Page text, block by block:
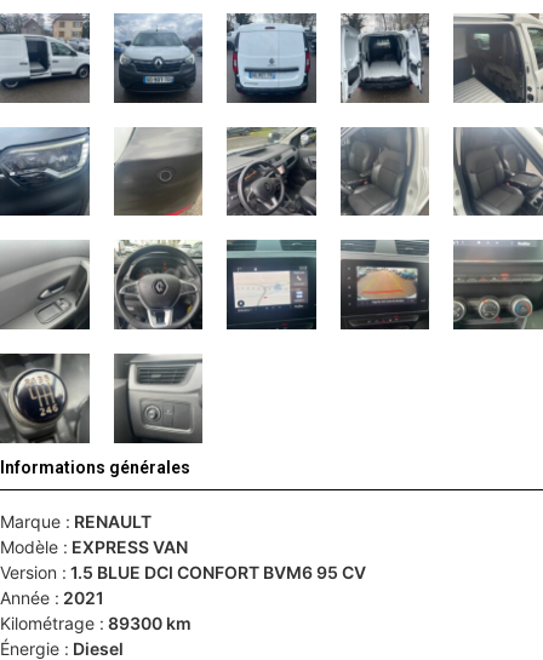
Informations générales
Marque : RENAULT
Modèle : EXPRESS VAN
Version : 1.5 BLUE DCI CONFORT BVM6 95 CV
Année : 2021
Kilométrage : 89300 km
Énergie : Diesel